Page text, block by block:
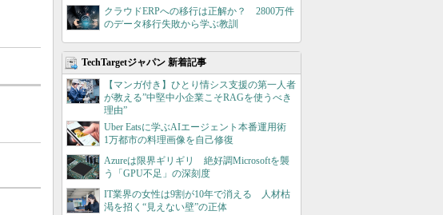
クラウドERPへの移行は正解か？ 2800万件
のデータ移行失敗から学ぶ教訓
TechTargetジャパン 新着記事
【マンガ付き】ひとり情シス支援の第一人者
が教える”中堅中小企業こそRAGを使うべき
理由”
Uber Eatsに学ぶAIエージェント本番運用術
1万都市の料理画像を自己修復
Azureは限界ギリギリ 絶好調Microsoftを襲
う「GPU不足」の深刻度
IT業界の女性は9割が10年で消える 人材枯
渇を招く“見えない壁”の正体